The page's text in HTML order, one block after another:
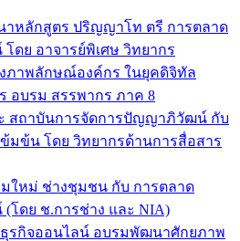
าหลักสูตร ปริญญาโท ตรี การตลาด
โดย อาจารย์พิเศษ วิทยากร
ภาพลักษณ์องค์กร ในยุคดิจิทัล
อบรม สรรพากร ภาค 8
ะ สถาบันการจัดการปัญญาภิวัฒน์ กับ
มข้น โดย วิทยากรด้านการสื่อสาร
ใหม่ ช่างชุมชน กับ การตลาด
(โดย ช.การช่าง และ NIA)
รกิจออนไลน์ อบรมพัฒนาศักยภาพ